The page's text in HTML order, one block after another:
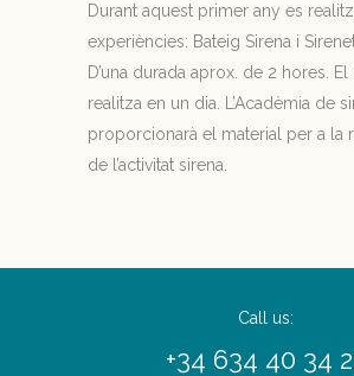
Durant aquest primer any es
experiències: Bateig Sirena i
D’una durada aprox. de 2 hores. El
realitza en un dia. L’Acadèmia de
proporcionarà el material per a la
de l’activitat sirena.
Call us:
+34 634 40 34